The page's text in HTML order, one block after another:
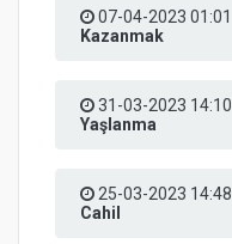
07-04-2023 01:01
Kazanmak
31-03-2023 14:10
Yaşlanma
25-03-2023 14:48
Cahil